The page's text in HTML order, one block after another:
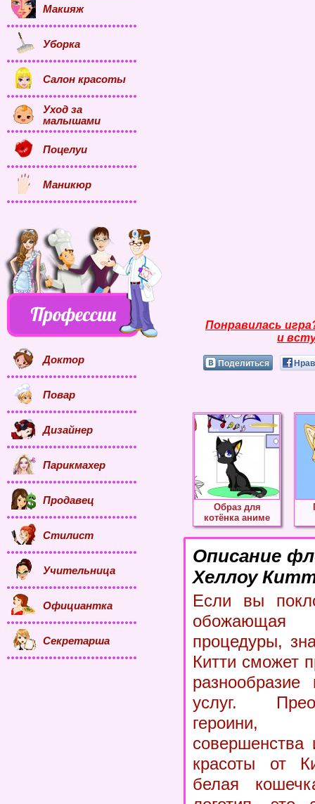
Понравилась
и
Поделиться
Образ для
котёнка аниме
Описание
Хеллоу
Если вы
обожающая
процедуры,
Китти сможет
услуг.
героини,
совершенства
красоты от
белая
Макияж
Уборка
Салон красоты
Уход за
малышами
Поцелуи
Маникюр
Доктор
Повар
Дизайнер
Парикмахер
Продавец
Стилист
Учительница
Официантка
Секретарша